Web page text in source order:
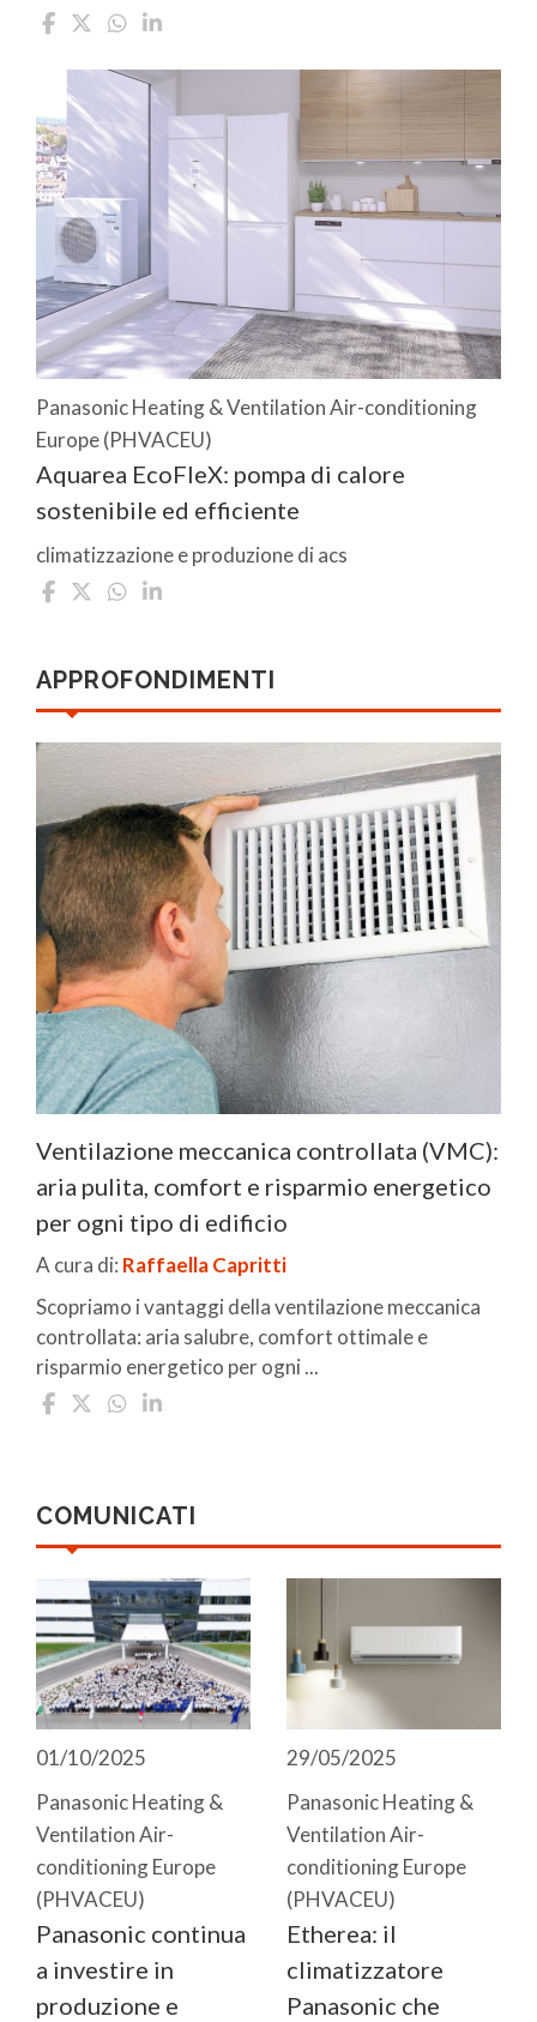
Panasonic Heating & Ventilation Air-conditioning
Europe (PHVACEU)
Aquarea EcoFleX: pompa di calore
sostenibile ed efficiente
climatizzazione e produzione di acs
APPROFONDIMENTI
Ventilazione meccanica controllata (VMC):
aria pulita, comfort e risparmio energetico
per ogni tipo di edificio
A cura di: Raffaella Capritti
Scopriamo i vantaggi della ventilazione meccanica
controllata: aria salubre, comfort ottimale e
risparmio energetico per ogni ...
COMUNICATI
01/10/2025
Panasonic Heating &
Ventilation Air-
conditioning Europe
(PHVACEU)
Panasonic continua
a investire in
produzione e
29/05/2025
Panasonic Heating &
Ventilation Air-
conditioning Europe
(PHVACEU)
Etherea: il
climatizzatore
Panasonic che